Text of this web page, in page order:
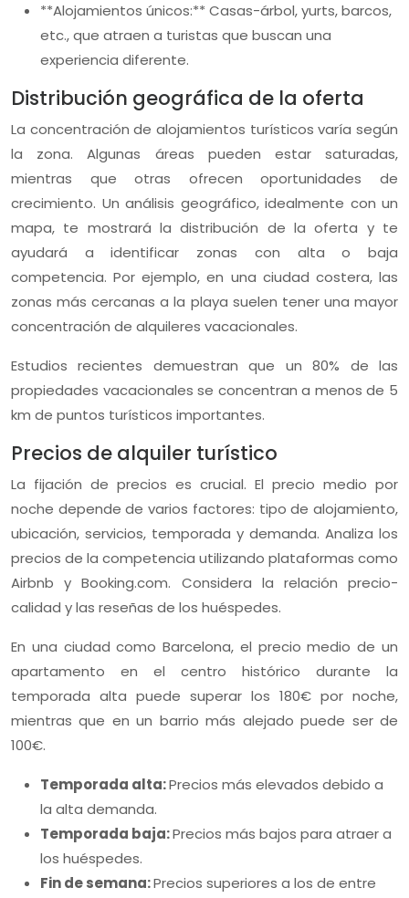
**Alojamientos únicos:** Casas-árbol, yurts, barcos,
etc., que atraen a turistas que buscan una
experiencia diferente.
Distribución geográfica de la oferta
La concentración de alojamientos turísticos varía según
la zona. Algunas áreas pueden estar saturadas,
mientras que otras ofrecen oportunidades de
crecimiento. Un análisis geográfico, idealmente con un
mapa, te mostrará la distribución de la oferta y te
ayudará a identificar zonas con alta o baja
competencia. Por ejemplo, en una ciudad costera, las
zonas más cercanas a la playa suelen tener una mayor
concentración de alquileres vacacionales.
Estudios recientes demuestran que un 80% de las
propiedades vacacionales se concentran a menos de 5
km de puntos turísticos importantes.
Precios de alquiler turístico
La fijación de precios es crucial. El precio medio por
noche depende de varios factores: tipo de alojamiento,
ubicación, servicios, temporada y demanda. Analiza los
precios de la competencia utilizando plataformas como
Airbnb y Booking.com. Considera la relación precio-
calidad y las reseñas de los huéspedes.
En una ciudad como Barcelona, el precio medio de un
apartamento en el centro histórico durante la
temporada alta puede superar los 180€ por noche,
mientras que en un barrio más alejado puede ser de
100€.
Temporada alta:Precios más elevados debido a
la alta demanda.
Temporada baja:Precios más bajos para atraer a
los huéspedes.
Fin de semana:Precios superiores a los de entre